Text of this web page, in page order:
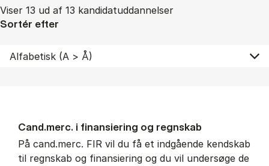
Viser 13 ud af 13 kandidatuddannelser
Sortér efter
Cand.merc. i fi­nan­si­e­ring og regn­skab
På cand.merc. FIR vil du få et indgående kendskab
til regnskab og finansiering og du vil undersøge de